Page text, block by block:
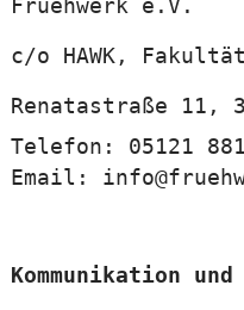
Fruehwerk e.V.
c/o
HAWK,
Renatastraße 11,
Telefon:
05121
Email:
Kommunikation und